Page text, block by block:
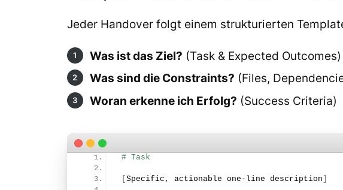
Jeder Handover folgt einem strukturierten
Was ist das Ziel? (Task & Expected Outcomes)
Was sind die Constraints? (Files,
Woran erkenne ich Erfolg? (Success Criteria)
# Task
Specific, actionable one-line description